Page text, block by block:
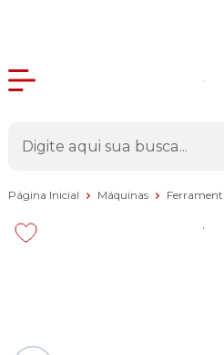
Página Inicial Máquinas